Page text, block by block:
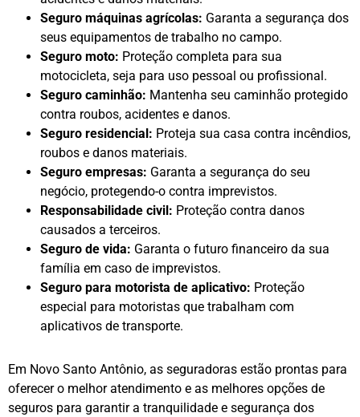
Seguro máquinas agrícolas: Garanta a segurança dos
seus equipamentos de trabalho no campo.
Seguro moto: Proteção completa para sua
motocicleta, seja para uso pessoal ou profissional.
Seguro caminhão: Mantenha seu caminhão protegido
contra roubos, acidentes e danos.
Seguro residencial: Proteja sua casa contra incêndios,
roubos e danos materiais.
Seguro empresas: Garanta a segurança do seu
negócio, protegendo-o contra imprevistos.
Responsabilidade civil: Proteção contra danos
causados a terceiros.
Seguro de vida: Garanta o futuro financeiro da sua
família em caso de imprevistos.
Seguro para motorista de aplicativo: Proteção
especial para motoristas que trabalham com
aplicativos de transporte.
Em Novo Santo Antônio, as seguradoras estão prontas para
oferecer o melhor atendimento e as melhores opções de
seguros para garantir a tranquilidade e segurança dos